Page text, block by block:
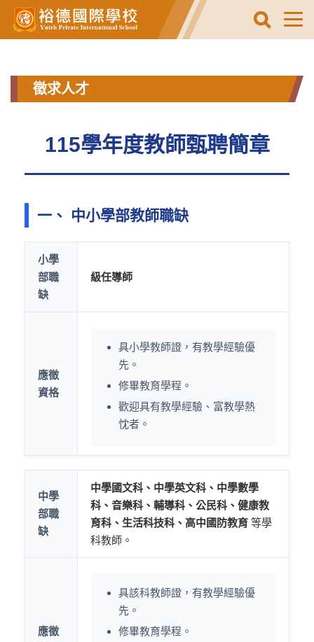
跳
到
主
區
徵求人才
115學年度教師甄聘簡章
一、 中小學部教師職缺
小學
部職
缺
級任導師
應徵
資格
具小學教師證，有教學經驗優
先。
修畢教育學程。
歡迎具有教學經驗、富教學熱
忱者。
中學
部職
缺
中學國文科、中學英文科、中學數學
科、音樂科、輔導科、公民科、健康教
育科、生活科技科、高中國防教育 等學
科教師。
應徵
具該科教師證，有教學經驗優
先。
修畢教育學程。